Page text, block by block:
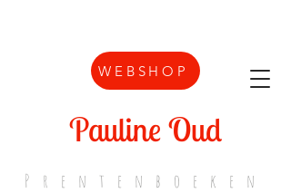
Pauline Oud
Prentenboeken
WEBSHOP